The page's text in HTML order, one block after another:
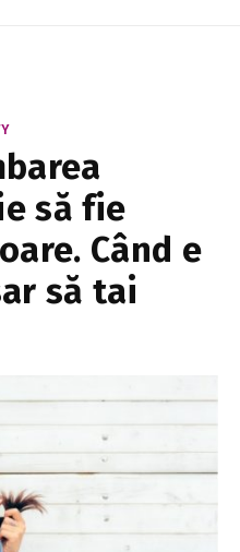
să fie
Când e
să tai